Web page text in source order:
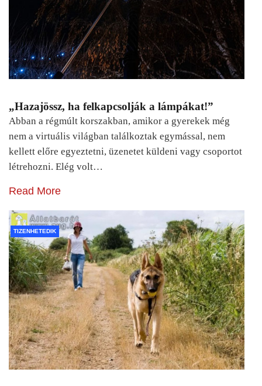
„Hazajössz, ha felkapcsolják a lámpákat!”
Abban a régmúlt korszakban, amikor a gyerekek még
nem a virtuális világban találkoztak egymással, nem
kellett előre egyeztetni, üzenetet küldeni vagy csoportot
létrehozni. Elég volt…
Read More
TIZENHETEDIK